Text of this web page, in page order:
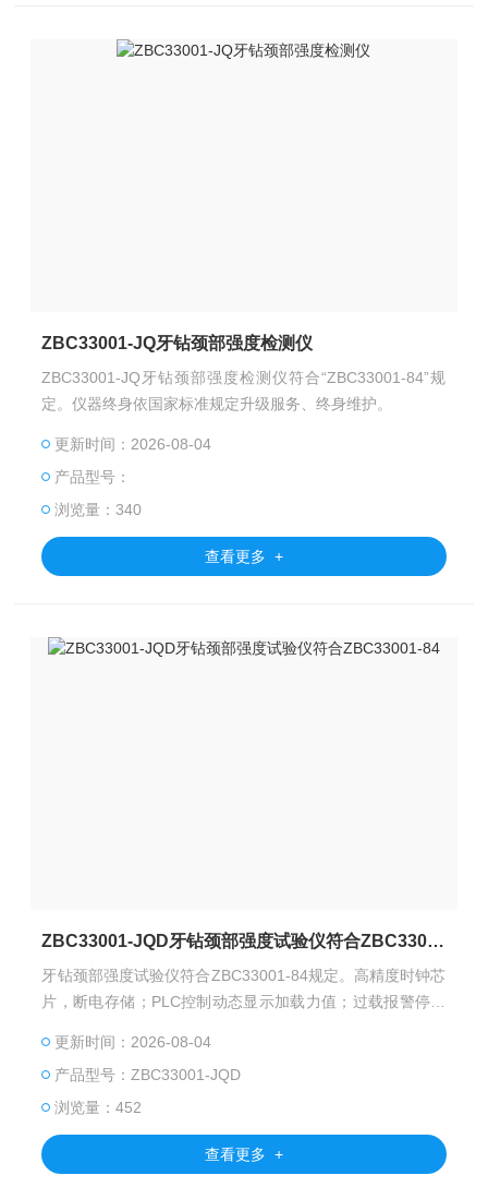
ZBC33001-JQ牙钻颈部强度检测仪
ZBC33001-JQ牙钻颈部强度检测仪符合“ZBC33001-84”规
定。仪器终身依国家标准规定升级服务、终身维护。
更新时间：2026-08-04
产品型号：
浏览量：340
查看更多 +
ZBC33001-JQD牙钻颈部强度试验仪符合ZBC33001-84
牙钻颈部强度试验仪符合ZBC33001-84规定。高精度时钟芯
片，断电存储；PLC控制动态显示加载力值；过载报警停机
更新时间：2026-08-04
产品型号：ZBC33001-JQD
浏览量：452
查看更多 +